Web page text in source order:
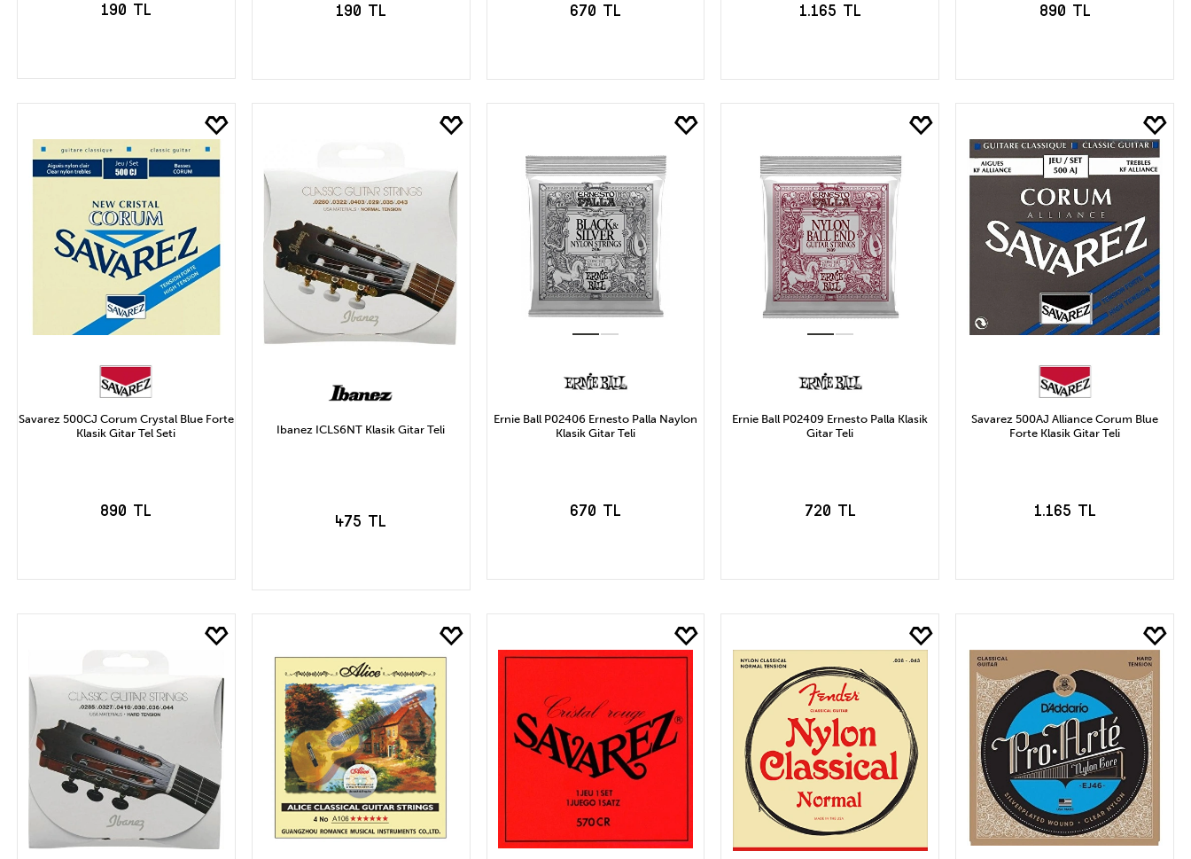
190 TL
SEPETE EKLE
190 TL
SEPETE EKLE
670 TL
SEPETE EKLE
1.165 TL
SEPETE EKLE
890 TL
SEPETE EKLE
Savarez 500CJ Corum Crystal Blue Forte
Klasik Gitar Tel Seti
890 TL
Ibanez ICLS6NT Klasik Gitar Teli
475 TL
SEPETE EKLE
Ernie Ball P02406 Ernesto Palla Naylon
Klasik Gitar Teli
670 TL
Ernie Ball P02409 Ernesto Palla Klasik
Gitar Teli
720 TL
Savarez 500AJ Alliance Corum Blue
Forte Klasik Gitar Teli
1.165 TL